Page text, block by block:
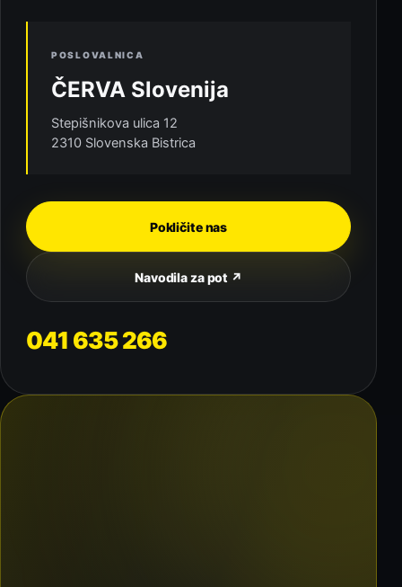
POSLOVALNICA
ČERVA Slovenija
Stepišnikova ulica 12
2310 Slovenska Bistrica
Pokličite nas
Navodila za pot ↗
041 635 266